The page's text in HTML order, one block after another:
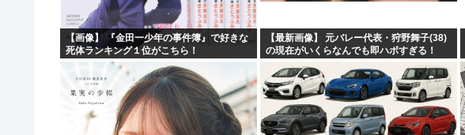
【画像】 『金田一少年の事件簿』で好きな
死体ランキング１位がこちら！
【最新画像】 元バレー代表・狩野舞子(38)
の現在がいくらなんでも即ハボすぎる！